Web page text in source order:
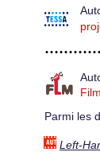
Parmi les
Left-